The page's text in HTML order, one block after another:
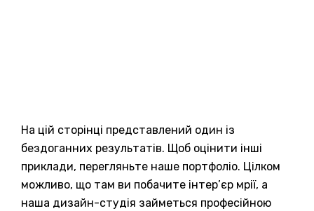
На цій сторінці представлений один із
бездоганних результатів. Щоб оцінити інші
приклади, перегляньте наше портфоліо. Цілком
можливо, що там ви побачите інтер’єр мрії, а
наша дизайн-студія займеться професійною